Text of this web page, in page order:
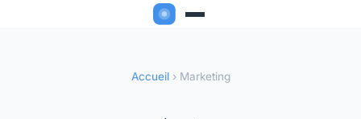
Accueil› Marketing